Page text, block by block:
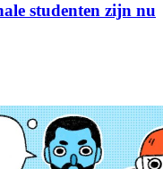
studenten zijn nu